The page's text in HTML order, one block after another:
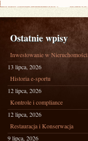
Ostatnie wpisy
Inwestowanie w Nieruchomości
13 lipca, 2026
Historia e-sportu
12 lipca, 2026
Kontrole i compliance
12 lipca, 2026
Restauracja i Konserwacja
9 lipca, 2026